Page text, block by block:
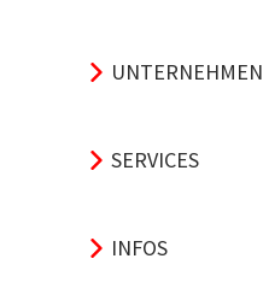
UNTERNEHMEN
SERVICES
INFOS